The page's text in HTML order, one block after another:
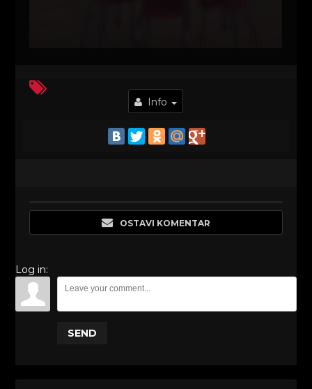
Info
OSTAVI KOMENTAR
Log in:
SEND